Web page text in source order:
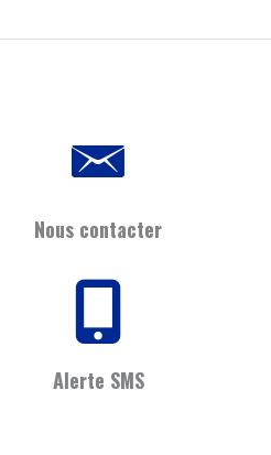
Nous contacter
Alerte SMS